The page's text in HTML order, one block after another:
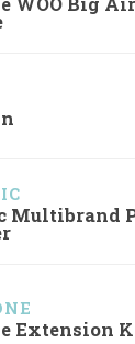
Multibrand
Extension